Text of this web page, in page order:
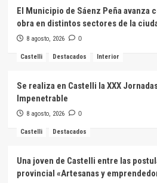
El Municipio de Sáenz Peña avanza
obra en distintos sectores de la
8 agosto, 2026 0
Castelli Destacados Interior
Se realiza en Castelli la XXX
Impenetrable
8 agosto, 2026 0
Castelli Destacados
Una joven de Castelli entre las
provincial «Artesanas y